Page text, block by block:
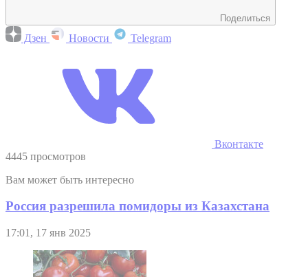
Поделиться
Дзен Новости Telegram
Вконтакте
4445 просмотров
Вам может быть интересно
Россия разрешила помидоры из Казахстана
17:01, 17 янв 2025